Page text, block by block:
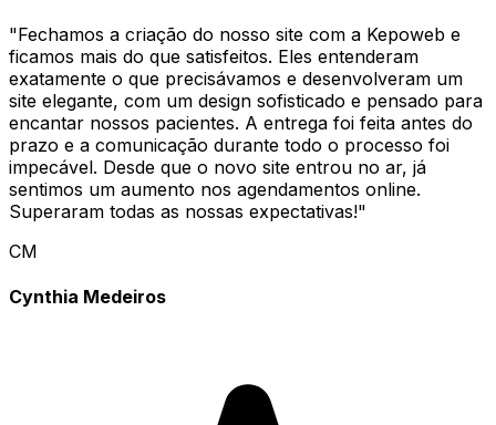
"Fechamos a criação do nosso site com a Kepoweb e
ficamos mais do que satisfeitos. Eles entenderam
exatamente o que precisávamos e desenvolveram um
site elegante, com um design sofisticado e pensado para
encantar nossos pacientes. A entrega foi feita antes do
prazo e a comunicação durante todo o processo foi
impecável. Desde que o novo site entrou no ar, já
sentimos um aumento nos agendamentos online.
Superaram todas as nossas expectativas!"
CM
Cynthia Medeiros